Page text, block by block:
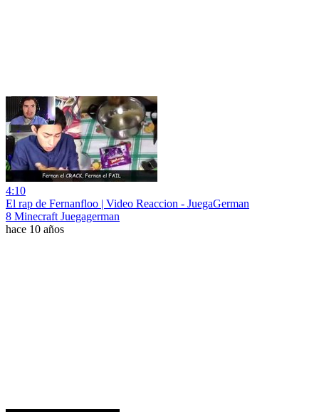
4:10
El rap de Fernanfloo | Video Reaccion - JuegaGerman
8 Minecraft Juegagerman
hace 10 años